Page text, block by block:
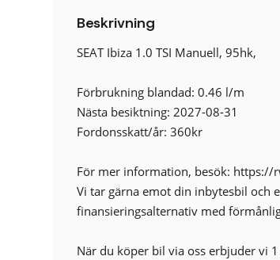
Barnlås
Delbart baksäte
Euro 6
Fartbegränsare
Färddator
Regnsensor
Sidoairbags
Start-/stoppfunktion
Uppvärmda spolare
Beskrivning
SEAT Ibiza 1.0 TSI Manuell, 95hk,
Förbrukning blandad: 0.46 l/m
Nästa besiktning: 2027-08-31
Fordonsskatt/år: 360kr
För mer information, besök:
Vi tar gärna emot din inbytesbil och
finansieringsalternativ med
När du köper bil via oss erbjuder vi